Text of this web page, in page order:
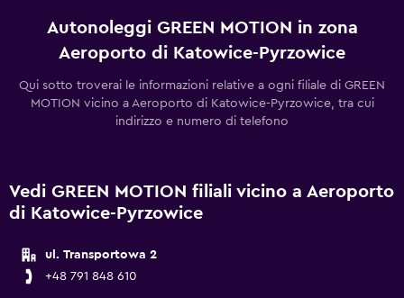
Autonoleggi GREEN MOTION in zona
Aeroporto di Katowice-Pyrzowice
Qui sotto troverai le informazioni relative a ogni filiale di GREEN
MOTION vicino a Aeroporto di Katowice-Pyrzowice, tra cui
indirizzo e numero di telefono
Vedi GREEN MOTION filiali vicino a Aeroporto
di Katowice-Pyrzowice
ul. Transportowa 2
+48 791 848 610